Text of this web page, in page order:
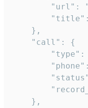
"url":
    },
    "call": {
"type":
    },